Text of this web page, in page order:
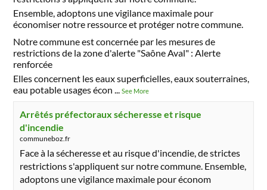
Ensemble, adoptons une vigilance maximale pour
économiser notre ressource et protéger notre commune.
Notre commune est concernée par les mesures de
restrictions de la zone d'alerte "Saône Aval" : Alerte
renforcée
Elles concernent les eaux superficielles, eaux souterraines,
eau potable usages écon ...See More
Arrêtés préfectoraux sécheresse et risque
d'incendie
communeboz.fr
Face à la sécheresse et au risque d'incendie, de strictes
restrictions s'appliquent sur notre commune. Ensemble,
adoptons une vigilance maximale pour économ